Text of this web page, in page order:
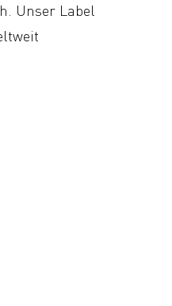
Unser Label